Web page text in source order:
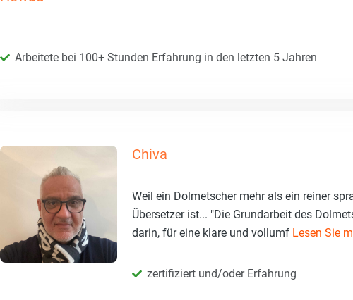
Arbeitete bei 100+ Stunden Erfahrung in den letzten 5 Jahren
Chiva
Weil ein Dolmetscher mehr als ein reiner
Übersetzer ist... "Die Grundarbeit des
darin, für eine klare und vollumf Lesen Sie
zertifiziert und/oder Erfahrung